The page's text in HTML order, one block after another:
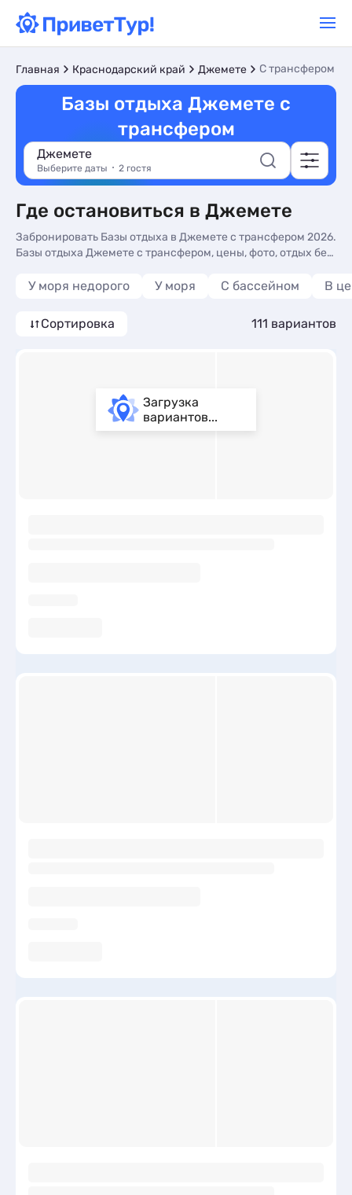
Главная Краснодарский край Джемете С трансфером
Базы отдыха Джемете с
трансфером
Джемете
Выберите даты 2 гостя
Где остановиться в Джемете
Забронировать Базы отдыха в Джемете с трансфером 2026.
Базы отдыха Джемете с трансфером, цены, фото, отдых без
У моря недорого У моря С бассейном В
Сортировка 111 вариантов
Загрузка
вариантов...